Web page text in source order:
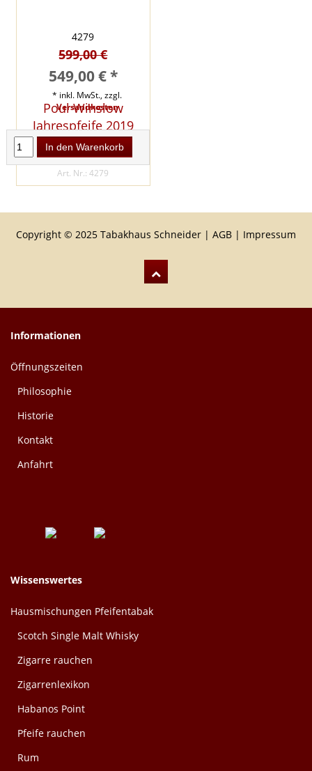
Poul Winslow
Jahrespfeife 2019
glatt 4279
ANGEBOT
Art. Nr.: 4279
549,00 € *
599,00 €
* inkl. MwSt., zzgl.
Versandkosten
In den Warenkorb
Copyright © 2025 Tabakhaus Schneider | AGB | Impressum
Informationen
Öffnungszeiten
Philosophie
Historie
Kontakt
Anfahrt
Wissenswertes
Hausmischungen Pfeifentabak
Scotch Single Malt Whisky
Zigarre rauchen
Zigarrenlexikon
Habanos Point
Pfeife rauchen
Rum